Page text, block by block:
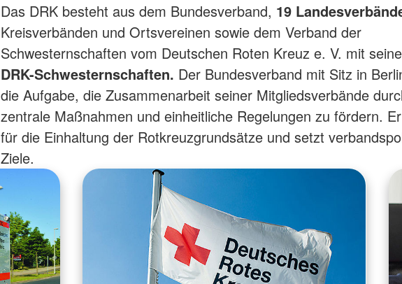
Das DRK besteht aus dem Bundesverband, 19
Kreisverbänden und Ortsvereinen sowie dem Verband der
Schwesternschaften vom Deutschen Roten Kreuz e. V. mit
DRK-Schwesternschaften. Der Bundesverband mit Sitz in
die Aufgabe, die Zusammenarbeit seiner Mitgliedsverbände
zentrale Maßnahmen und einheitliche Regelungen zu fördern.
für die Einhaltung der Rotkreuzgrundsätze und setzt
Ziele.